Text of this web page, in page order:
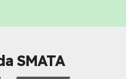
SMATA